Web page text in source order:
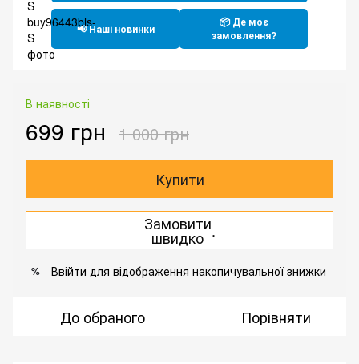
📢 Наші новинки
📦 Де моє
замовлення?
В наявності
699 грн 1 000 грн
Купити
Замовити
швидко .
% Ввійти для відображення накопичувальної знижки
До обраного Порівняти